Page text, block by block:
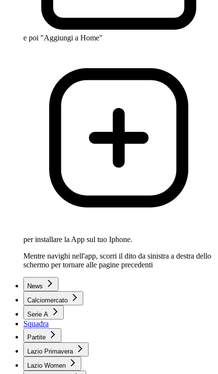
e poi "Aggiungi a Home"
per installare la App sul tuo Iphone.
Mentre navighi nell'app, scorri il dito da sinistra a destra dello
schermo per tornare alle pagine precedenti
News
Calciomercato
Serie A
Squadra
Partite
Lazio Primavera
Lazio Women